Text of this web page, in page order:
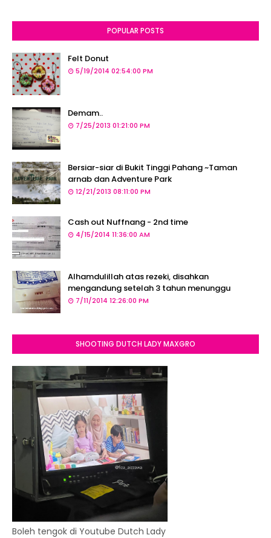
POPULAR POSTS
Felt Donut
5/19/2014 02:54:00 PM
Demam..
7/25/2013 01:21:00 PM
Bersiar-siar di Bukit Tinggi Pahang ~Taman
arnab dan Adventure Park
12/21/2013 08:11:00 PM
Cash out Nuffnang - 2nd time
4/15/2014 11:36:00 AM
Alhamdulillah atas rezeki, disahkan
mengandung setelah 3 tahun menunggu
7/11/2014 12:26:00 PM
SHOOTING DUTCH LADY MAXGRO
Boleh tengok di Youtube Dutch Lady